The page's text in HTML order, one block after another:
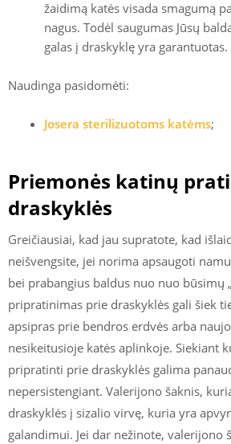
žaidimą katės visada smagumą
nagus. Todėl saugumas Jūsų
galas į draskyklę yra garantuotas.
Naudinga pasidomėti:
Josera sterilizuotoms katėms;
Priemonės katinų
draskyklės
Greičiausiai, kad jau supratote, kad
neišvengsite, jei norima apsaugoti
bei prabangius baldus nuo nuo būsimų
pripratinimas prie draskyklės gali šiek
apsipras prie bendros erdvės arba
nesikeitusioje katės aplinkoje. Siekiant
pripratinti prie draskyklės galima
nepersistengiant. Valerijono šaknis,
draskyklės į sizalio virvę, kuria yra
galandimui. Jei dar nežinote, valerijono